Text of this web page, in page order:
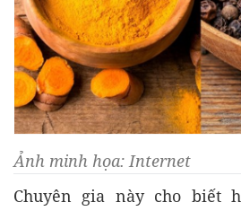
Ảnh minh họa: Internet
Chuyên gia này cho biết